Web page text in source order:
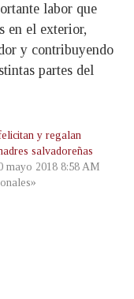
labor que
en el exterior,
y contribuyendo
partes del
y regalan
salvadoreñas
mayo 2018 8:58 AM